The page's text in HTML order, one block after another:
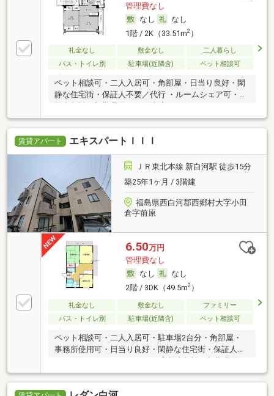
管理費なし
なし
なし
1階 / 2K（33.51m2）
礼金なし 敷金なし
二人暮らし
バス・トイレ別
駐車場(近隣含) ペット相談可
ペット相談可・二人入居可・角部屋・日当り良好・閑
静な住宅街・保証人不要／代行 ・ルームシェア可・高
賃貸アパート エキスパートＩＩＩ
ＪＲ東北本線 新白河駅 徒歩15分
築25年1ヶ月 / 3階建
福島県西白河郡西郷村大字小田
倉字前原
6.50万円
管理費なし
なし
なし
2階 / 3DK（49.5m2）
礼金なし 敷金なし
ファミリー
バス・トイレ別
駐車場(近隣含) ペット相談可
ペット相談可・二人入居可・駐車場2台分・角部屋・
事務所使用可・日当り良好・閑静な住宅街・保証人不
要／代行 ・ルームシェア可・高齢者相談・初期費用カ
ード決済可